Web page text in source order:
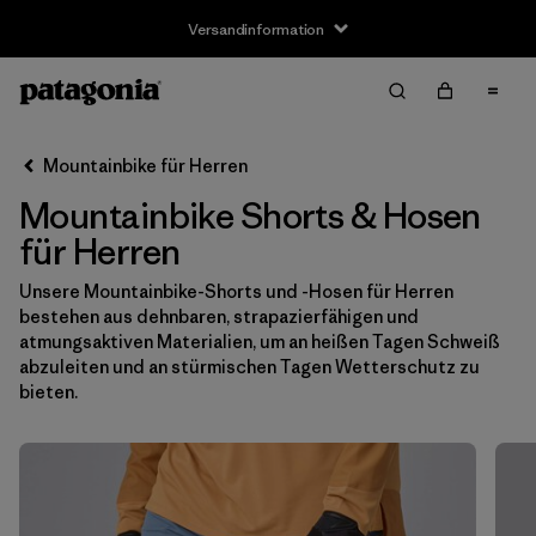
Versandinformation
Filter by
Größe
XS (3)
S (3)
M (2)
L (2)
XL (1)
Mountainbike für Herren
Mountainbike Shorts & Hosen
für Herren
Unsere Mountainbike-Shorts und -Hosen für Herren
bestehen aus dehnbaren, strapazierfähigen und
atmungsaktiven Materialien, um an heißen Tagen Schweiß
abzuleiten und an stürmischen Tagen Wetterschutz zu
bieten.